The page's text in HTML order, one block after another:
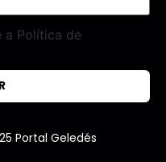
a Política de
Portal Geledés